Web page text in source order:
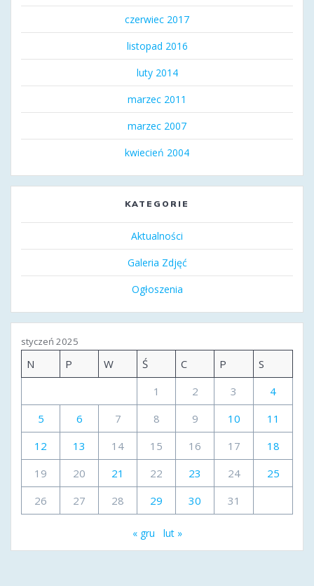
czerwiec 2017
listopad 2016
luty 2014
marzec 2011
marzec 2007
kwiecień 2004
KATEGORIE
Aktualności
Galeria Zdjęć
Ogłoszenia
styczeń 2025
N P W Ś C P
S
1
2 3
4
5
6 7 8 9 10
11
12
13 14 15 16 17
18
19
20 21 22 23 24
25
26
27 28 29 30 31
« gru lut »